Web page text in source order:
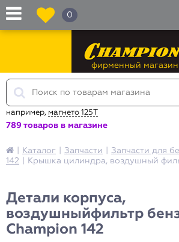
Каталог Запчасти Запчасти для
142
Крышка цилиндра, воздушный
Детали корпуса,
воздушныйфильтр
Champion 142
фирменный магазин
например, магнето 125T
789 товаров в магазине
0